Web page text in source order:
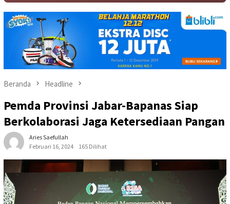
Beranda Headline
Pemda Provinsi Jabar-Bapanas Siap
Berkolaborasi Jaga Ketersediaan Pangan
Aries Saefullah
Februari 16, 2024
165 Dilihat